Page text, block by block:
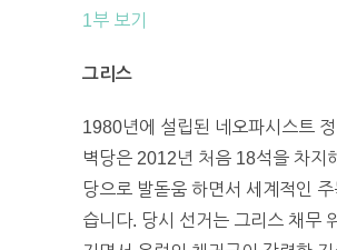
1부 보기
그리스
1980년에 설립된 네오파시스트
벽당은 2012년 처음 18석을 차지
당으로 발돋움 하면서 세계적인
습니다. 당시 선거는 그리스 채무